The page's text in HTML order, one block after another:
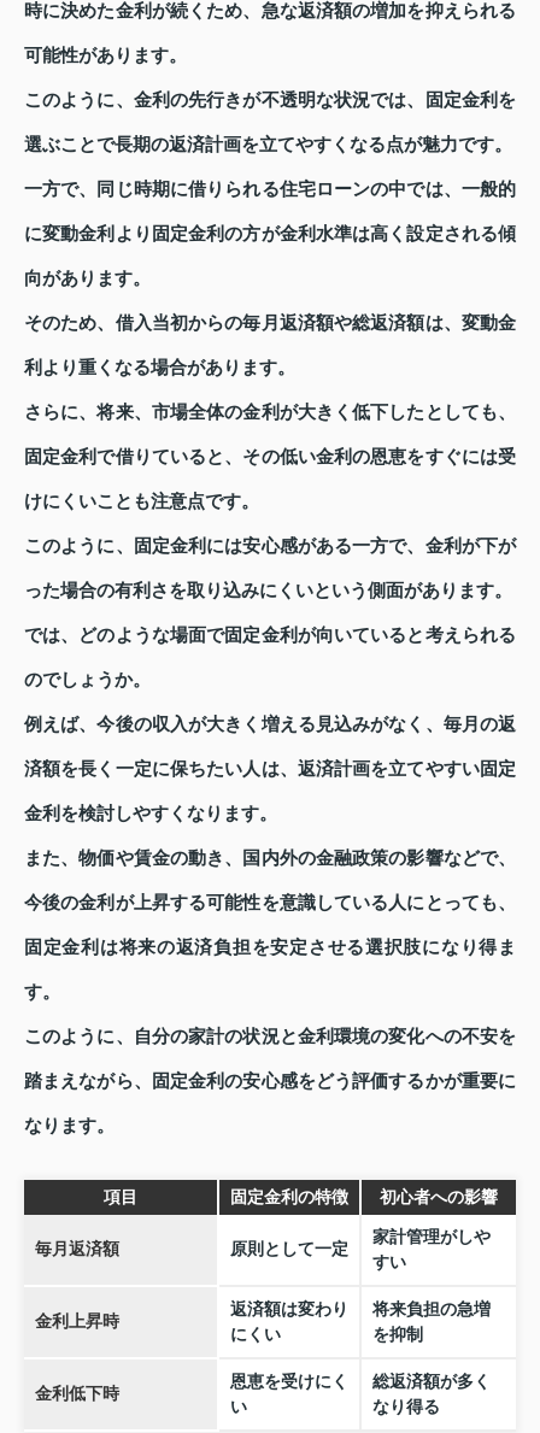
時に決めた金利が続くため、急な返済額の増加を抑えられる
可能性があります。
このように、金利の先行きが不透明な状況では、固定金利を
選ぶことで長期の返済計画を立てやすくなる点が魅力です。
一方で、同じ時期に借りられる住宅ローンの中では、一般的
に変動金利より固定金利の方が金利水準は高く設定される傾
向があります。
そのため、借入当初からの毎月返済額や総返済額は、変動金
利より重くなる場合があります。
さらに、将来、市場全体の金利が大きく低下したとしても、
固定金利で借りていると、その低い金利の恩恵をすぐには受
けにくいことも注意点です。
このように、固定金利には安心感がある一方で、金利が下が
った場合の有利さを取り込みにくいという側面があります。
では、どのような場面で固定金利が向いていると考えられる
のでしょうか。
例えば、今後の収入が大きく増える見込みがなく、毎月の返
済額を長く一定に保ちたい人は、返済計画を立てやすい固定
金利を検討しやすくなります。
また、物価や賃金の動き、国内外の金融政策の影響などで、
今後の金利が上昇する可能性を意識している人にとっても、
固定金利は将来の返済負担を安定させる選択肢になり得ま
す。
このように、自分の家計の状況と金利環境の変化への不安を
踏まえながら、固定金利の安心感をどう評価するかが重要に
なります。
項目 固定金利の特徴 初心者への影響
毎月返済額 原則として一定
家計管理がしや
すい
金利上昇時
返済額は変わり
にくい
将来負担の急増
を抑制
金利低下時
恩恵を受けにく
い
総返済額が多く
なり得る